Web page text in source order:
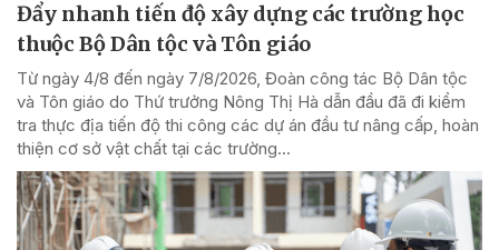
Đẩy nhanh tiến độ xây dựng các trường học
thuộc Bộ Dân tộc và Tôn giáo
Từ ngày 4/8 đến ngày 7/8/2026, Đoàn công tác Bộ Dân tộc
và Tôn giáo do Thứ trưởng Nông Thị Hà dẫn đầu đã đi kiểm
tra thực địa tiến độ thi công các dự án đầu tư nâng cấp, hoàn
thiện cơ sở vật chất tại các trường...